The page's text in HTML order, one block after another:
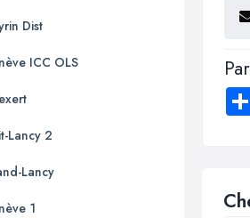
Dist
ICC OLS
Lancy 2
Lancy
1